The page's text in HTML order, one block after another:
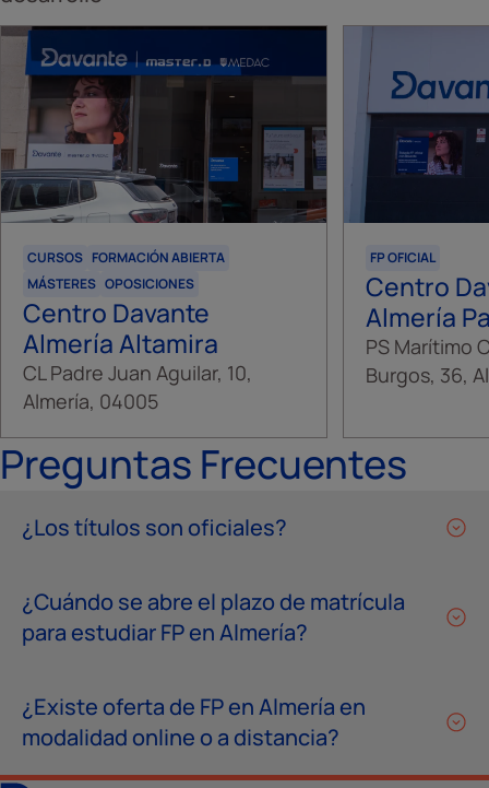
CURSOS FORMACIÓN ABIERTA
MÁSTERES OPOSICIONES
Centro Davante
Almería Altamira
CL Padre Juan Aguilar, 10,
Almería, 04005
FP OFICIAL
Centro
Almería
PS Marítimo
Burgos, 36,
Preguntas Frecuentes
¿Los títulos son oficiales?
¿Cuándo se abre el plazo de matrícula
para estudiar FP en Almería?
¿Existe oferta de FP en Almería en
modalidad online o a distancia?